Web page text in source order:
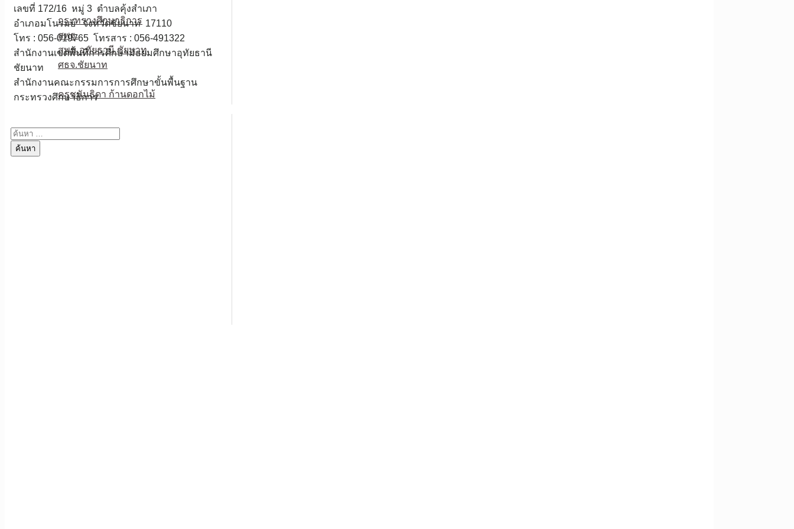
หน่วยงานเกี่ยวข้อง
กระทรวงศึกษาธิการ
สพฐ.
สพม.อุทัยธานี ชัยนาท
ศธจ.ชัยนาท
วPA
ครูชนันธิดา ก้านดอกไม้
ค้นหา
สำหรับ:
เลขที่ 172/16 หมู่ 3 ตำบลคุ้งสำเภา
อำเภอมโนรมย์ จังหวัดชัยนาท 17110
โทร : 056-019765 โทรสาร : 056-491322
สำนักงานเขตพื้นที่การศึกษามัธยมศึกษาอุทัยธานี
ชัยนาท
สำนักงานคณะกรรมการการศึกษาขั้นพื้นฐาน
กระทรวงศึกษาธิการ